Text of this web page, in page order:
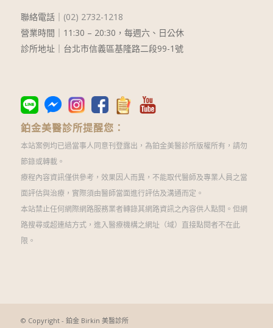
聯絡電話｜ (02) 2732-1218
營業時間｜ 11:30 – 20:30 ，每週六、日公休
診所地址｜台北市信義區基隆路二段99-1號
鉑金美醫診所提醒您：
本站案例均已過當事人同意刊登露出，為鉑金美醫診所版權所有，請勿
節錄或轉載。
療程內容資訊僅供參考，效果因人而異，不能取代醫師及專業人員之當
面評估與治療，實際須由醫師當面進行評估及溝通而定。
本站禁止任何網際網路服務業者轉錄其網路資訊之內容供人點閱。但網
路搜尋或超連結方式，進入醫療機構之網址（域）直接點閱者不在此
限。
© Copyright - 鉑金 Birkin 美醫診所